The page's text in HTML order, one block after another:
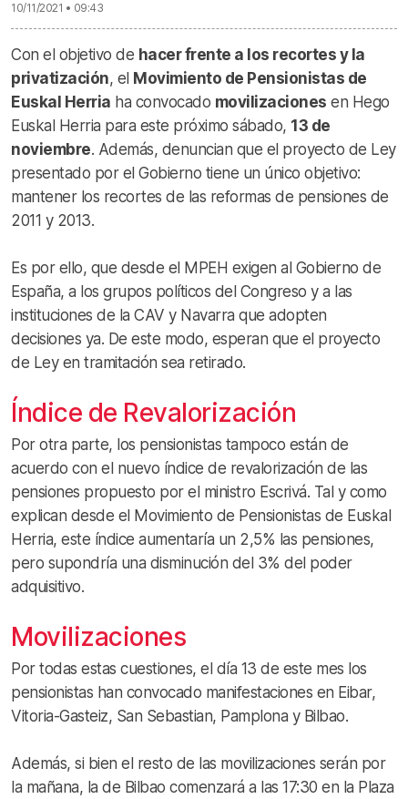
10/11/2021 • 09:43
Con el objetivo de hacer frente a los recortes y la
privatización, el Movimiento de Pensionistas de
Euskal Herria ha convocado movilizaciones en Hego
Euskal Herria para este próximo sábado, 13 de
noviembre. Además, denuncian que el proyecto de Ley
presentado por el Gobierno tiene un único objetivo:
mantener los recortes de las reformas de pensiones de
2011 y 2013.
Es por ello, que desde el MPEH exigen al Gobierno de
España, a los grupos políticos del Congreso y a las
instituciones de la CAV y Navarra que adopten
decisiones ya. De este modo, esperan que el proyecto
de Ley en tramitación sea retirado.
Índice de Revalorización
Por otra parte, los pensionistas tampoco están de
acuerdo con el nuevo índice de revalorización de las
pensiones propuesto por el ministro Escrivá. Tal y como
explican desde el Movimiento de Pensionistas de Euskal
Herria, este índice aumentaría un 2,5% las pensiones,
pero supondría una disminución del 3% del poder
adquisitivo.
Movilizaciones
Por todas estas cuestiones, el día 13 de este mes los
pensionistas han convocado manifestaciones en Eibar,
Vitoria-Gasteiz, San Sebastian, Pamplona y Bilbao.
Además, si bien el resto de las movilizaciones serán por
la mañana, la de Bilbao comenzará a las 17:30 en la Plaza